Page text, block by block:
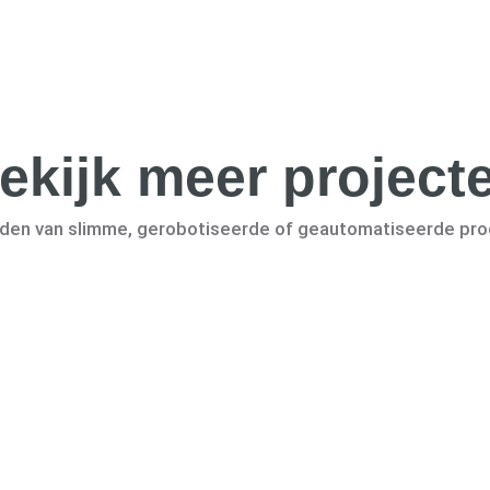
meer
van slimme, gerobotiseerde of geautomatiseerde